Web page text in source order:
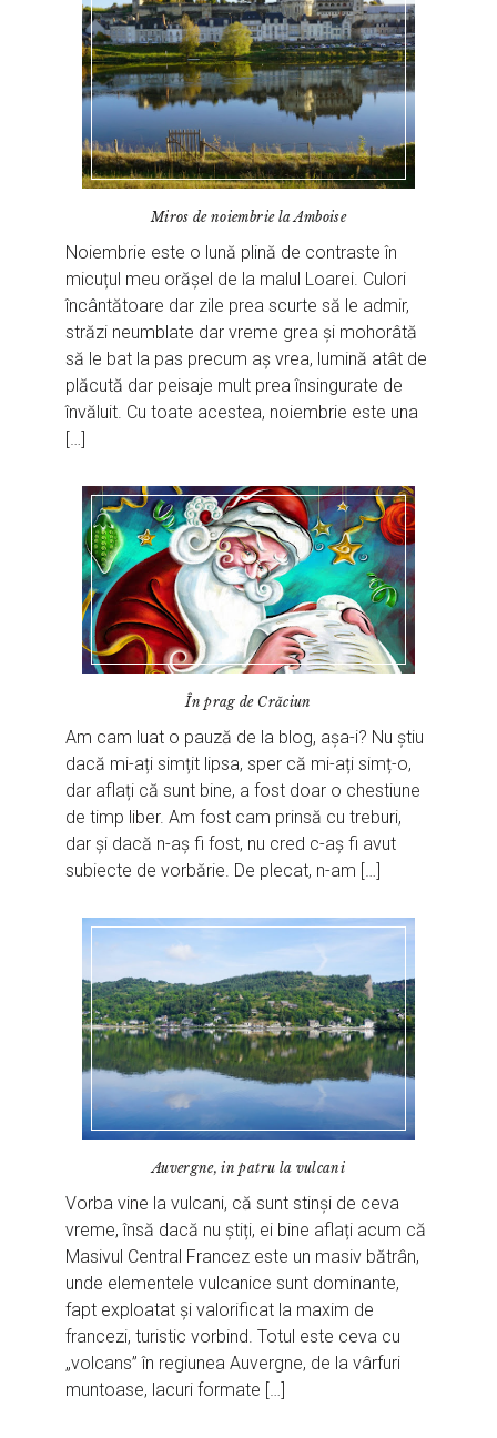
Miros de noiembrie la Amboise
Noiembrie este o lună plină de contraste în
micuțul meu orășel de la malul Loarei. Culori
încântătoare dar zile prea scurte să le admir,
străzi neumblate dar vreme grea și mohorâtă
să le bat la pas precum aș vrea, lumină atât de
plăcută dar peisaje mult prea însingurate de
învăluit. Cu toate acestea, noiembrie este una
[…]
În prag de Crăciun
Am cam luat o pauză de la blog, așa-i? Nu știu
dacă mi-ați simțit lipsa, sper că mi-ați simț-o,
dar aflați că sunt bine, a fost doar o chestiune
de timp liber. Am fost cam prinsă cu treburi,
dar și dacă n-aș fi fost, nu cred c-aș fi avut
subiecte de vorbărie. De plecat, n-am […]
Auvergne, in patru la vulcani
Vorba vine la vulcani, că sunt stinși de ceva
vreme, însă dacă nu știți, ei bine aflați acum că
Masivul Central Francez este un masiv bătrân,
unde elementele vulcanice sunt dominante,
fapt exploatat și valorificat la maxim de
francezi, turistic vorbind. Totul este ceva cu
„volcans” în regiunea Auvergne, de la vârfuri
muntoase, lacuri formate […]